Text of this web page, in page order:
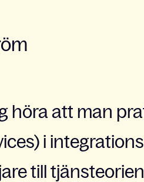
höra att man
i
till